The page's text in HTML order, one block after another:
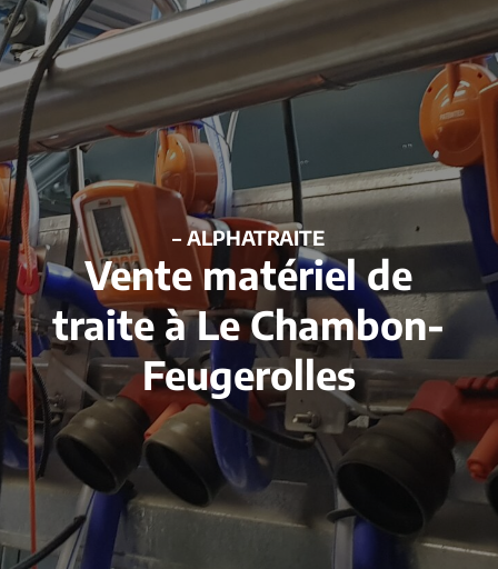
– ALPHATRAITE
Vente matériel de
traite à Le Chambon-
Feugerolles